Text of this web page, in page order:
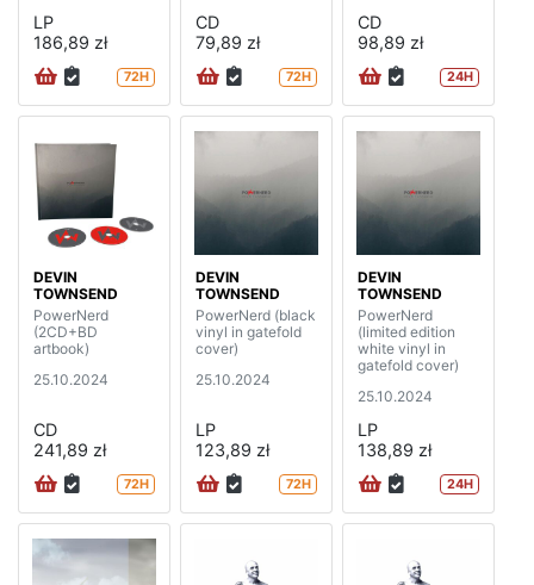
LP
186,89 zł
72H
CD
79,89 zł
72H
CD
98,89 zł
24H
DEVIN
TOWNSEND
PowerNerd
(2CD+BD
artbook)
25.10.2024
CD
241,89 zł
72H
DEVIN
TOWNSEND
PowerNerd (black
vinyl in gatefold
cover)
25.10.2024
LP
123,89 zł
72H
DEVIN
TOWNSEND
PowerNerd
(limited edition
white vinyl in
gatefold cover)
25.10.2024
LP
138,89 zł
24H